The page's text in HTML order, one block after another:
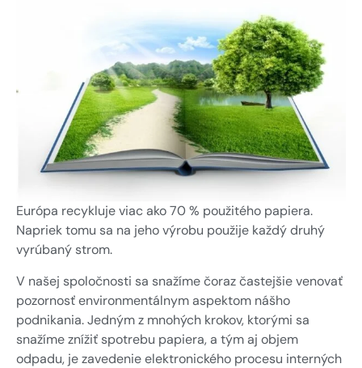
U-DQ FLEXO výrobky
Snímače a Snímacie systémy
Snímače
Meracie zariadenia
Vyhodnocovací softvér
Sieťové prepojenia
Inštalačné príslušenstvo
Iné
Senzory a snímacie systémy
Obnoviteľné zdroje energie
Zákazková konštrukcia a
výskum a vývoj
Zmluvná výroba / OEM
Addresa a
navigácia
Spýtajte sa
online
Európa recykluje viac ako 70 % použitého papiera.
Napriek tomu sa na jeho výrobu použije každý druhý
vyrúbaný strom.
V našej spoločnosti sa snažíme čoraz častejšie venovať
pozornosť environmentálnym aspektom nášho
podnikania. Jedným z mnohých krokov, ktorými sa
snažíme znížiť spotrebu papiera, a tým aj objem
odpadu, je zavedenie elektronického procesu interných